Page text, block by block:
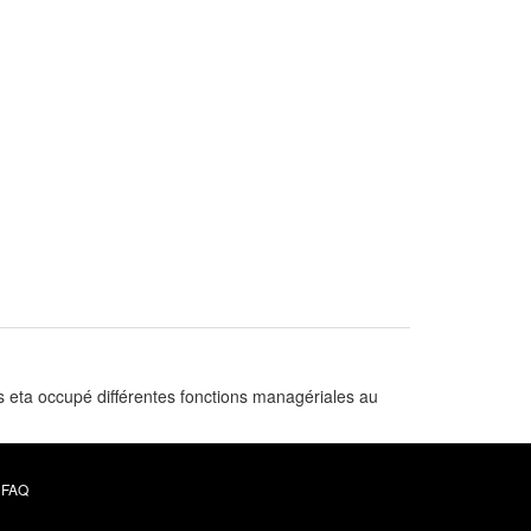
occupé différentes fonctions managériales au
FAQ